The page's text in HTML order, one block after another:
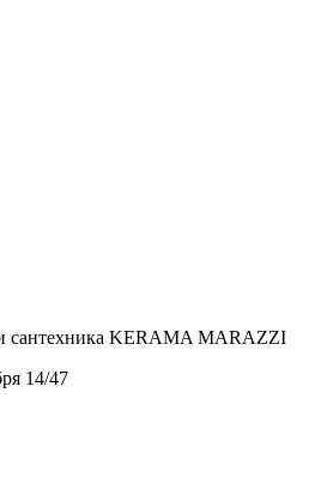
сантехника KERAMA MARAZZI
14/47